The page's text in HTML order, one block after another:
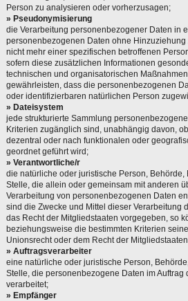
Person zu analysieren oder vorherzusagen;
» Pseudonymisierung
die Verarbeitung personenbezogener Daten in
personenbezogenen Daten ohne
nicht mehr einer spezifischen betroffenen
sofern diese zusätzlichen Informationen
technischen und organisatorischen
gewährleisten, dass die personenbezogenen
oder identifizierbaren natürlichen Person
» Dateisystem
jede strukturierte Sammlung
Kriterien zugänglich sind, unabhängig davon,
dezentral oder nach funktionalen oder
geordnet geführt wird;
» Verantwortliche/r
die natürliche oder juristische Person,
Stelle, die allein oder gemeinsam mit anderen
Verarbeitung von personenbezogenen Daten
sind die Zwecke und Mittel dieser Verarbeitung
das Recht der Mitgliedstaaten vorgegeben, so
beziehungsweise die bestimmten Kriterien
Unionsrecht oder dem Recht der
» Auftragsverarbeiter
eine natürliche oder juristische Person,
Stelle, die personenbezogene Daten im Auftrag
verarbeitet;
» Empfänger